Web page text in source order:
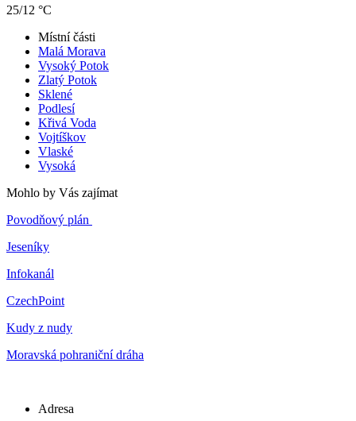
25/12 °C
Místní části
Malá Morava
Vysoký Potok
Zlatý Potok
Sklené
Podlesí
Křivá Voda
Vojtíškov
Vlaské
Vysoká
Mohlo by Vás zajímat
Povodňový plán
Jeseníky
Infokanál
CzechPoint
Kudy z nudy
Moravská pohraniční dráha
Adresa